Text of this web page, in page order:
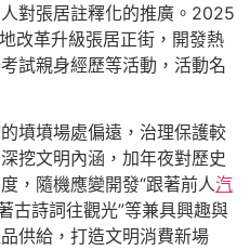
對張居註釋化的推廣。2025
改革升級張居正街，開發熱
試親身經歷等活動，活動名
墳墳場處偏遠，治理保護較
挖文明內涵，加年夜對歷史
，隨機應變開發“跟著前人汽
古詩詞往觀光”等兼具興趣與
供給，打造文明消費新場